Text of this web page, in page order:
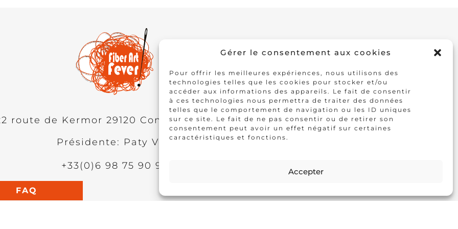
Gérer le consentement aux cookies
Pour offrir les meilleures expériences, nous utilisons des
technologies telles que les cookies pour stocker et/ou
accéder aux informations des appareils. Le fait de consentir
à ces technologies nous permettra de traiter des données
telles que le comportement de navigation ou les ID uniques
sur ce site. Le fait de ne pas consentir ou de retirer son
consentement peut avoir un effet négatif sur certaines
caractéristiques et fonctions.
Accepter
route de Kermor 29120 Combrit FRANCE
Présidente: Paty Vilo
+33(0)6 98 75 90 95
FAQ